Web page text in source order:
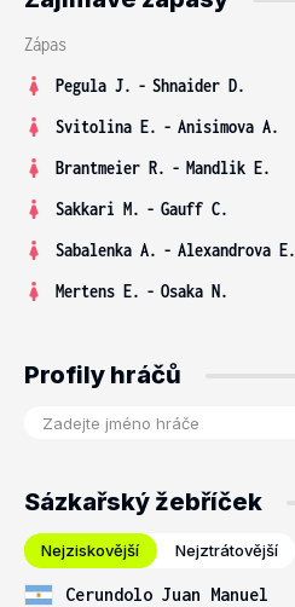
Zápas
Pegula J. - Shnaider D.
Svitolina E. - Anisimova A.
Brantmeier R. - Mandlik E.
Sakkari M. - Gauff C.
Sabalenka A. - Alexandrova E.
Mertens E. - Osaka N.
Profily hráčů
Sázkařský žebříček
Nejziskovější Nejztrátovější
Cerundolo Juan Manuel